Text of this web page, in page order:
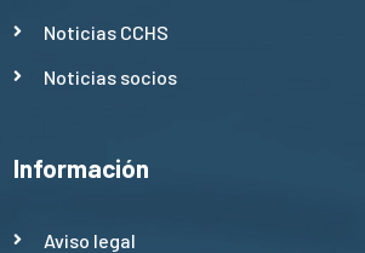
Noticias CCHS
Noticias socios
Información
Aviso legal